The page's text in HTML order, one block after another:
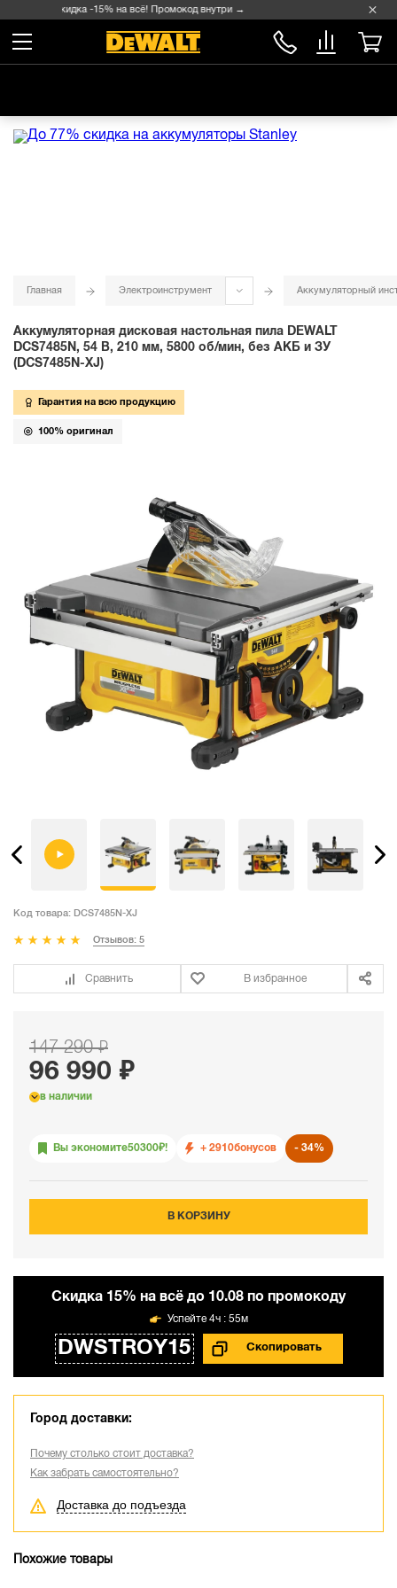
Скидка -15% на всё! Промокод внутри →
Главная Электроинструмент Аккумуляторный
Аккумуляторная дисковая настольная пила DEWALT
DCS7485N, 54 В, 210 мм, 5800 об/мин, без АКБ и ЗУ
(DCS7485N-XJ)
Гарантия на всю продукцию
100% оригинал
Код товара: DCS7485N-XJ
Отзывов: 5
Сравнить В избранное
147 290 ₽
96 990 ₽
в наличии
Вы экономите50300₽! + 2910бонусов 34%
В КОРЗИНУ
Cкидка 15% на всё до 10.08 по промокоду
DWSTROY15
4ч : 55м
Город доставки:
Почему столько стоит доставка?
Как забрать самостоятельно?
Доставка до подъезда
Похожие товары